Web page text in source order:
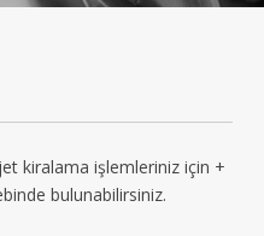
kiralama işlemleriniz için +
bulunabilirsiniz.